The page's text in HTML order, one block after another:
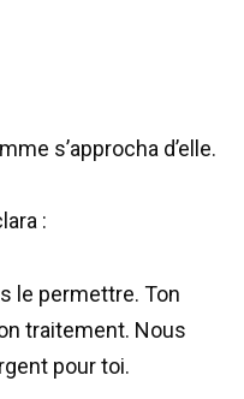
s’approcha d’elle.
:
le permettre. Ton
traitement. Nous
pour toi.